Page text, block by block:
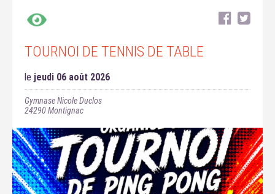
TOURNOI DE TENNIS DE TABLE
le jeudi 06 août 2026
Gymnase Nicole Duclos
24290Montignac